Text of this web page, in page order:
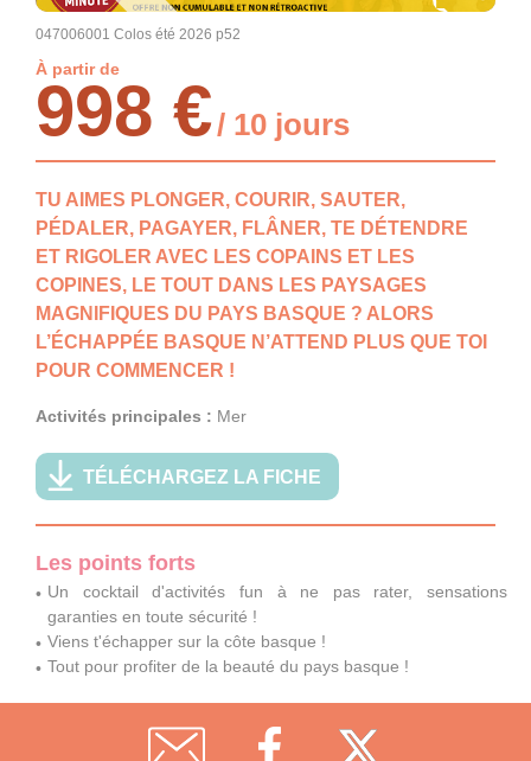
047006001 Colos été 2026 p52
À partir de
998 €/ 10 jours
TU AIMES PLONGER, COURIR, SAUTER,
PÉDALER, PAGAYER, FLÂNER, TE DÉTENDRE
ET RIGOLER AVEC LES COPAINS ET LES
COPINES, LE TOUT DANS LES PAYSAGES
MAGNIFIQUES DU PAYS BASQUE ? ALORS
L’ÉCHAPPÉE BASQUE N’ATTEND PLUS QUE TOI
POUR COMMENCER !
Activités principales : Mer
TÉLÉCHARGEZ LA FICHE
Les points forts
Un cocktail d'activités fun à ne pas rater, sensations
garanties en toute sécurité !
Viens t'échapper sur la côte basque !
Tout pour profiter de la beauté du pays basque !